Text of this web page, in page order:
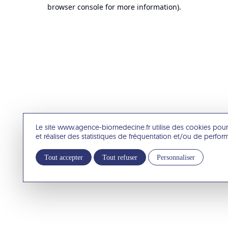
Le site www.agence-biomedecine.fr utilise des cookies
et réaliser des statistiques de fréquentation et/ou de
Tout accepter Tout refuser Personnaliser
browser console for more information).